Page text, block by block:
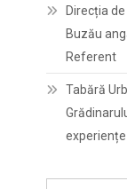
Direcția
Buzău
Referent
Tabără